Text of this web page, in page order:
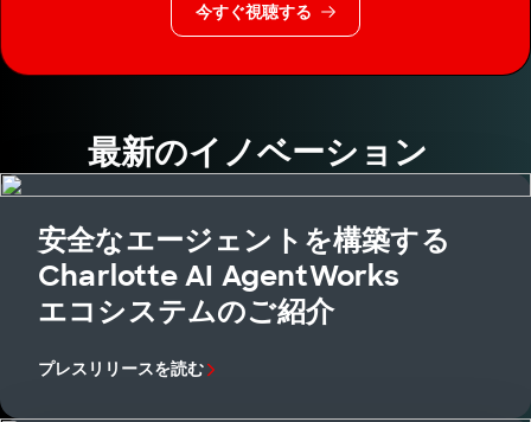
今すぐ視聴する
最新のイノベーション
安全なエージェントを構築する
Charlotte AI AgentWorks
エコシステムのご紹介
プレスリリースを読む